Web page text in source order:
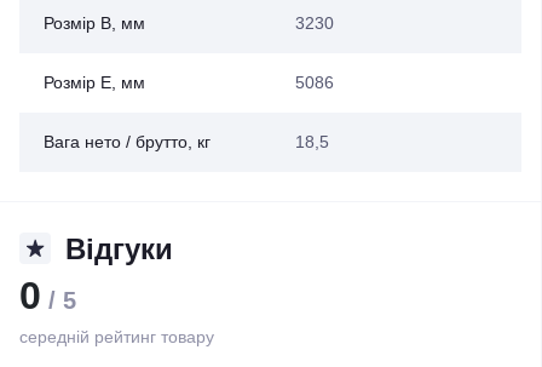
Розмір В, мм 3230
Розмір Е, мм 5086
Вага нето / брутто, кг 18,5
Відгуки
0 / 5
середній рейтинг товару